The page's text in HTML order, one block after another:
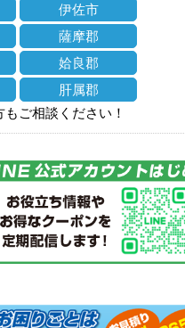
伊佐市
薩摩郡
姶良郡
肝属郡
ご相談ください！